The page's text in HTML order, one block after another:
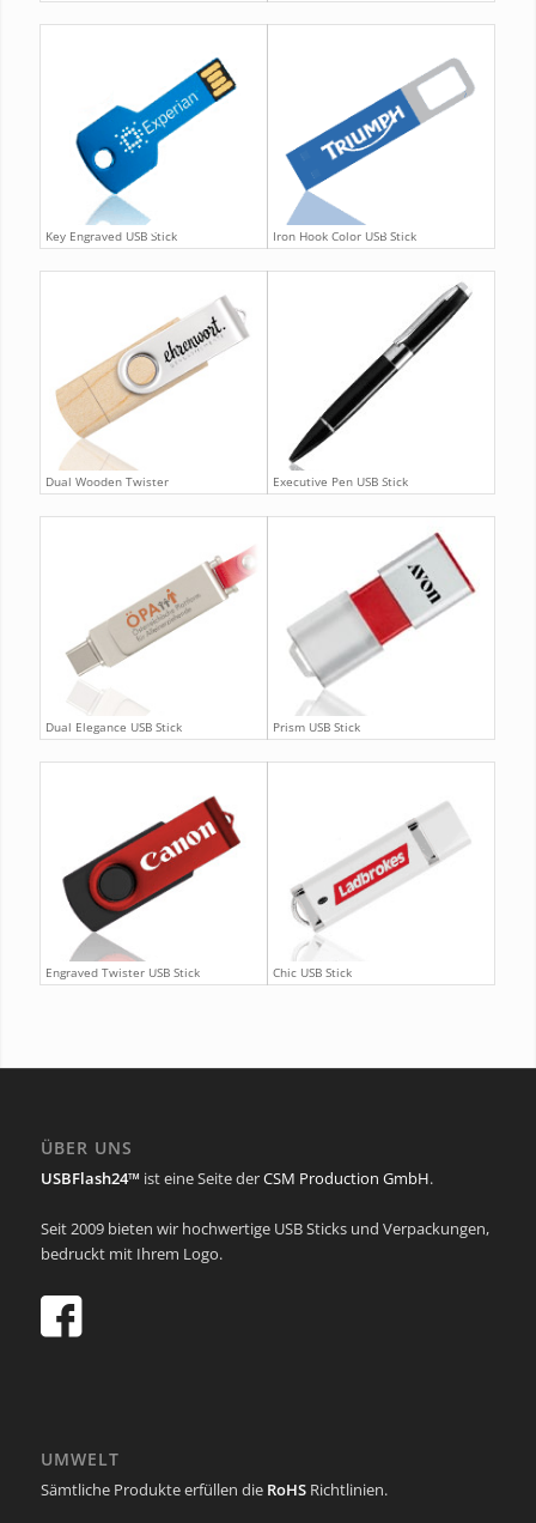
Key Engraved USB Stick Iron Hook Color USB Stick
Dual Wooden Twister Executive Pen USB Stick
Dual Elegance USB Stick Prism USB Stick
Engraved Twister USB Stick Chic USB Stick
ÜBER UNS
USBFlash24™ ist eine Seite derCSM Production GmbH.
Seit 2009 bieten wir hochwertige USB Sticks und Verpackungen,
bedruckt mit Ihrem Logo.
UMWELT
Sämtliche Produkte erfüllen die RoHSRichtlinien.